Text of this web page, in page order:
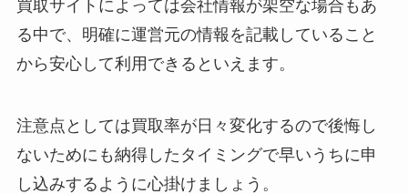
買取サイトによっては会社情報が架空な場合もあ
る中で、明確に運営元の情報を記載していること
から安心して利用できるといえます。
注意点としては買取率が日々変化するので後悔し
ないためにも納得したタイミングで早いうちに申
し込みするように心掛けましょう。